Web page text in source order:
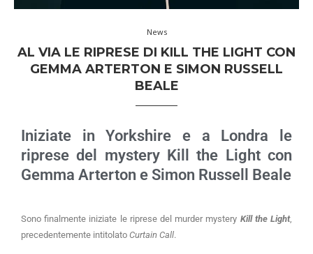
News
AL VIA LE RIPRESE DI KILL THE LIGHT CON
GEMMA ARTERTON E SIMON RUSSELL
BEALE
Iniziate in Yorkshire e a Londra le
riprese del mystery Kill the Light con
Gemma Arterton e Simon Russell Beale
Sono finalmente iniziate le riprese del murder mystery Kill the Light,
precedentemente intitolato Curtain Call.